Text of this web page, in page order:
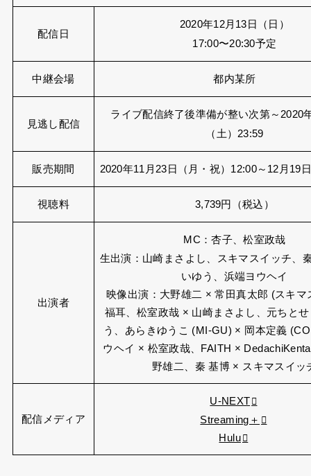
配信日
2020年12月13日（日）
17:00〜20:30予定
中継会場 都内某所
見逃し配信
ライブ配信終了後準備が整い次第～2020
（土）23:59
販売期間 2020年11月23日（月・祝）12:00～12月19
視聴料 3,739円（税込）
出演者
MC ：杏子、松室政哉
生出演 ：山崎まさよし、スキマスイッチ、
いゆう、浜端ヨウヘイ
映像出演 ：大野雄二 × 常田真太郎 (スキ
福耳、松室政哉 × 山崎まさよし、元ちと
う、あらきゆうこ (MI-GU) × 岡本定義
ウヘイ × 松室政哉、FAITH ×
野雄二、秦 基博 × スキマスイッ
配信メディア
U-NEXT
Streaming＋
Hulu